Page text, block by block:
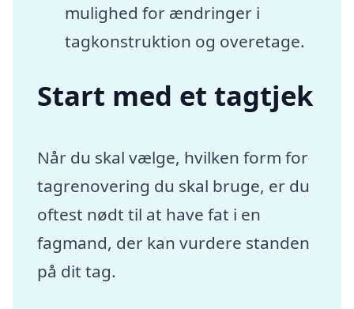
mulighed for ændringer i
tagkonstruktion og overetage.
Start med et tagtjek
Når du skal vælge, hvilken form for
tagrenovering du skal bruge, er du
oftest nødt til at have fat i en
fagmand, der kan vurdere standen
på dit tag.